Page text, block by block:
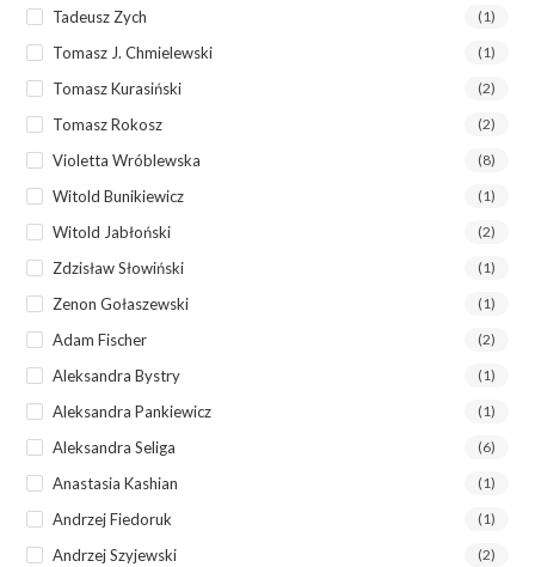
Tadeusz Zych (1)
Tomasz J. Chmielewski (1)
Tomasz Kurasiński (2)
Tomasz Rokosz (2)
Violetta Wróblewska (8)
Witold Bunikiewicz (1)
Witold Jabłoński (2)
Zdzisław Słowiński (1)
Zenon Gołaszewski (1)
Adam Fischer (2)
Aleksandra Bystry (1)
Aleksandra Pankiewicz (1)
Aleksandra Seliga (6)
Anastasia Kashian (1)
Andrzej Fiedoruk (1)
Andrzej Szyjewski (2)